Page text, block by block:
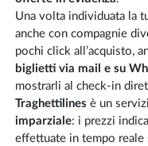
Una volta individuata la
anche con compagnie
pochi click all’acquisto,
biglietti via mail e su
mostrarli al check-in
Traghettilines è un
imparziale: i prezzi
effettuate in tempo